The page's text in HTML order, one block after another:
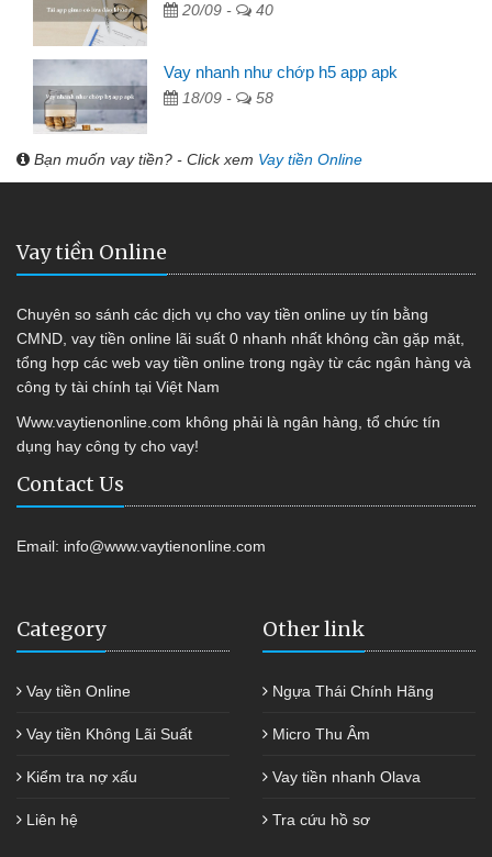
20/09 - 40
Vay nhanh như chớp h5 app apk
18/09 - 58
Bạn muốn vay tiền? - Click xem Vay tiền Online
Vay tiền Online
Chuyên so sánh các dịch vụ cho vay tiền online uy tín bằng
CMND, vay tiền online lãi suất 0 nhanh nhất không cần gặp mặt,
tổng hợp các web vay tiền online trong ngày từ các ngân hàng và
công ty tài chính tại Việt Nam
Www.vaytienonline.com không phải là ngân hàng, tổ chức tín
dụng hay công ty cho vay!
Contact Us
Email: info@www.vaytienonline.com
Category
Vay tiền Online
Vay tiền Không Lãi Suất
Kiểm tra nợ xấu
Liên hệ
Other link
Ngựa Thái Chính Hãng
Micro Thu Âm
Vay tiền nhanh Olava
Tra cứu hồ sơ